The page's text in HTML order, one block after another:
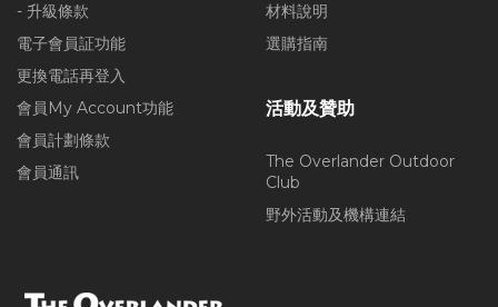
- 升級條款
電子會員証功能
更換電話再登入
會員My Account功能
會員計劃條款
會員通訊
材料說明
選購指南
活動及贊助
The Overlander Outdoor
Club
野外活動及機構連結